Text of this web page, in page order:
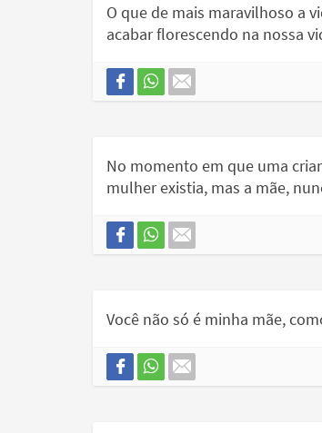
O que de mais maravilhoso a
acabar florescendo na nossa
No momento em que uma
mulher existia, mas a mãe,
Você não só é minha mãe,